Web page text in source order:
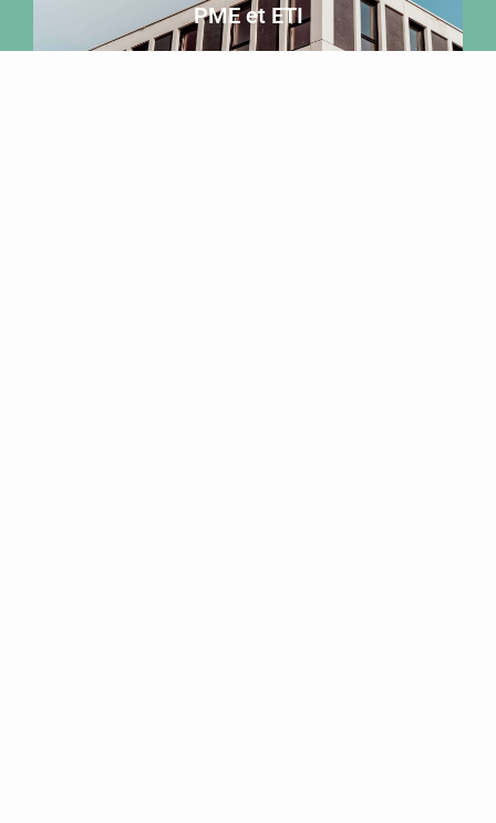
PME et ETI
Cliquer ici